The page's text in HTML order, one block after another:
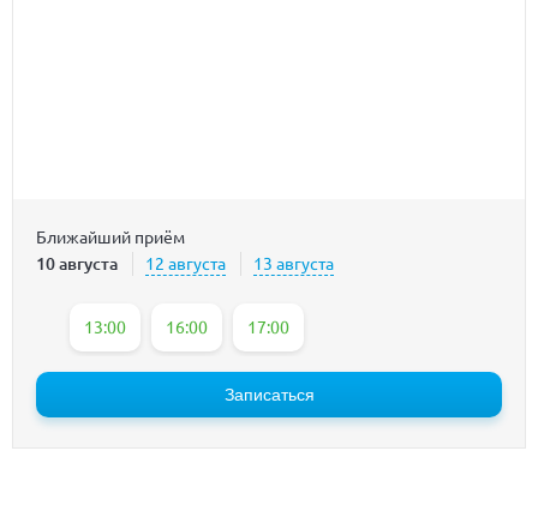
Ближайший приём
10 августа 12 августа 13 августа
13:00 16:00 17:00
Записаться